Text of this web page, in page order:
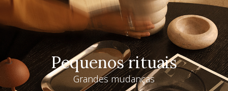
Pequenos rituais
Grandes mudanças